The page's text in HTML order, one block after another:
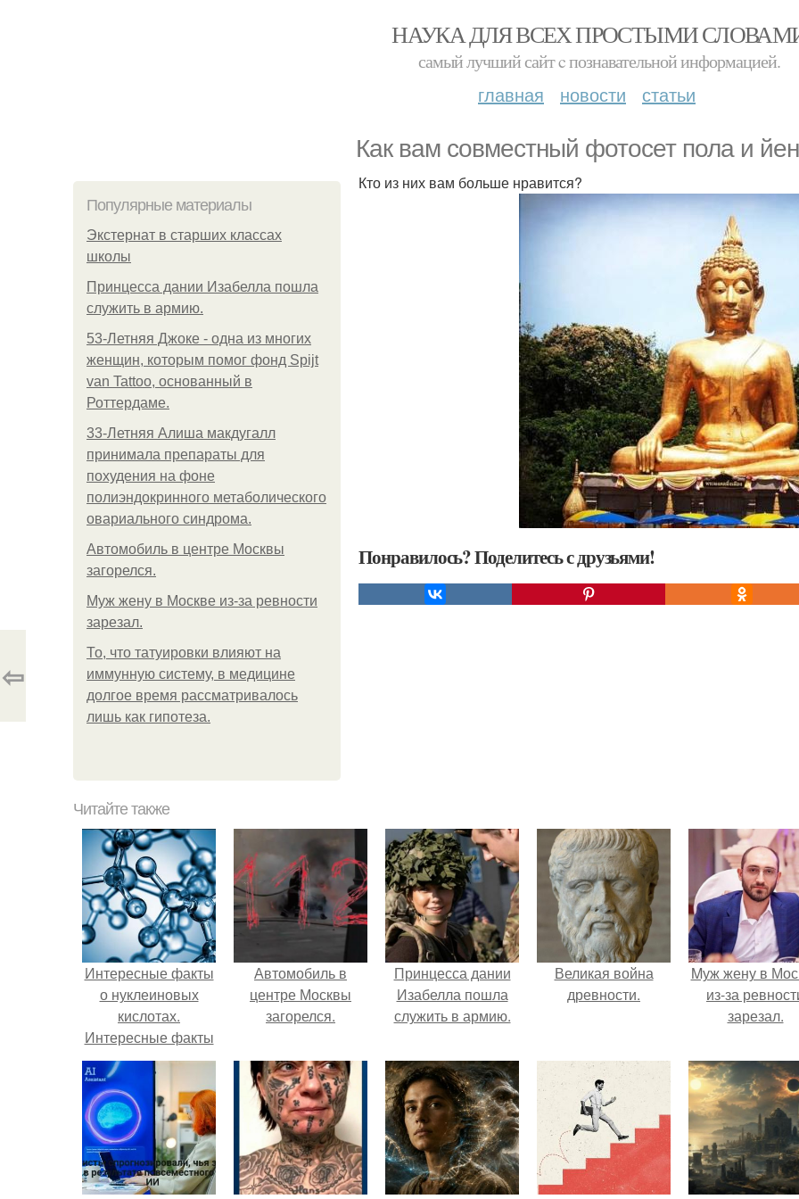
НАУКА ДЛЯ ВСЕХ ПРОСТЫМИ
самый лучший сайт c познавательной информацией.
главная новости статьи
Как вам совместный фотосет пола и
Популярные материалы
Экстернат в старших классах
школы
Принцесса дании Изабелла пошла
служить в армию.
53-Летняя Джоке - одна из многих
женщин, которым помог фонд Spijt
van Tattoo, основанный в
Роттердаме.
33-Летняя Алиша макдугалл
принимала препараты для
похудения на фоне
полиэндокринного метаболического
овариального синдрома.
Автомобиль в центре Москвы
загорелся.
Mуж жену в Москве из-за ревности
зарезал.
То, что татуировки влияют на
иммунную систему, в медицине
долгое время рассматривалось
лишь как гипотеза.
Кто из них вам больше нравится?
Понравилось? Поделитесь с друзьями!
⇦
Читайте также
Интересные факты
о нуклеиновых
кислотах.
Интересные факты
про кислоты.
Автомобиль в
центре Москвы
загорелся.
Принцесса дании
Изабелла пошла
служить в армию.
Великая война
древности.
Mуж жену в
из-за
зарезал.